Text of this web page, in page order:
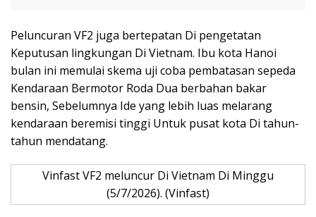
Peluncuran VF2 juga bertepatan Di pengetatan
Keputusan lingkungan Di Vietnam. Ibu kota Hanoi
bulan ini memulai skema uji coba pembatasan sepeda
Kendaraan Bermotor Roda Dua berbahan bakar
bensin, Sebelumnya Ide yang lebih luas melarang
kendaraan beremisi tinggi Untuk pusat kota Di tahun-
tahun mendatang.
Vinfast VF2 meluncur Di Vietnam Di Minggu
(5/7/2026). (Vinfast)